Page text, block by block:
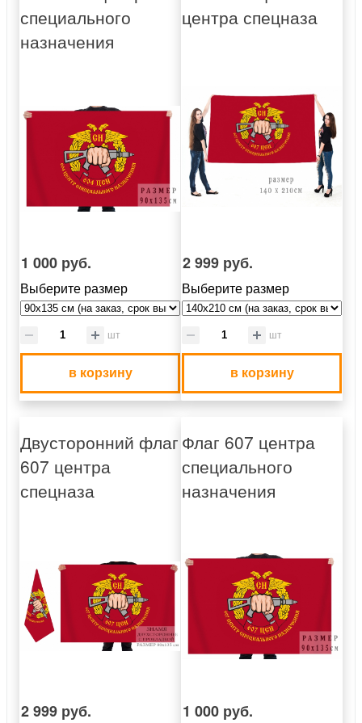
специального
назначения
1 000 руб.
Выберите размер
шт
в корзину
центра спецназа
2 999 руб.
Выберите размер
шт
в корзину
Двусторонний флаг
607 центра
спецназа
2 999 руб.
Флаг 607 центра
специального
назначения
1 000 руб.